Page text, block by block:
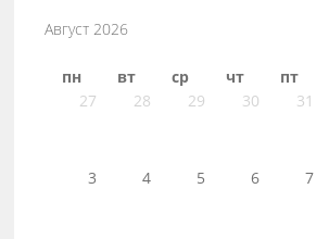
Август 2026
пн вт ср чт пт
27
28 29 30 31
3 4 5 6 7